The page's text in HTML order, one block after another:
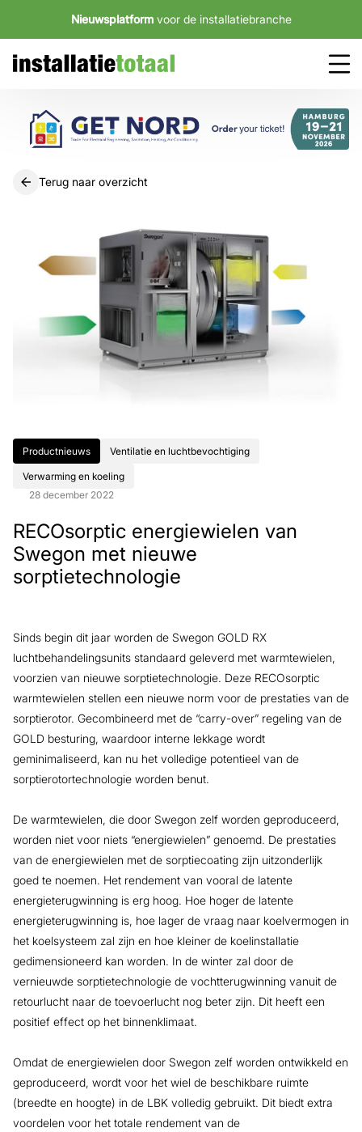
Nieuwsplatform voor de installatiebranche
Terug naar overzicht
Productnieuws Ventilatie en luchtbevochtiging
Verwarming en koeling
28 december 2022
RECOsorptic energiewielen van
Swegon met nieuwe
sorptietechnologie
Sinds begin dit jaar worden de Swegon GOLD RX
luchtbehandelingsunits standaard geleverd met warmtewielen,
voorzien van nieuwe sorptietechnologie. Deze RECOsorptic
warmtewielen stellen een nieuwe norm voor de prestaties van de
sorptierotor. Gecombineerd met de “carry-over” regeling van de
GOLD besturing, waardoor interne lekkage wordt
geminimaliseerd, kan nu het volledige potentieel van de
sorptierotortechnologie worden benut.
De warmtewielen, die door Swegon zelf worden geproduceerd,
worden niet voor niets “energiewielen” genoemd. De prestaties
van de energiewielen met de sorptiecoating zijn uitzonderlijk
goed te noemen. Het rendement van vooral de latente
energieterugwinning is erg hoog. Hoe hoger de latente
energieterugwinning is, hoe lager de vraag naar koelvermogen in
het koelsysteem zal zijn en hoe kleiner de koelinstallatie
gedimensioneerd kan worden. In de winter zal door de
vernieuwde sorptietechnologie de vochtterugwinning vanuit de
retourlucht naar de toevoerlucht nog beter zijn. Dit heeft een
positief effect op het binnenklimaat.
Omdat de energiewielen door Swegon zelf worden ontwikkeld en
geproduceerd, wordt voor het wiel de beschikbare ruimte
(breedte en hoogte) in de LBK volledig gebruikt. Dit biedt extra
voordelen voor het totale rendement van de